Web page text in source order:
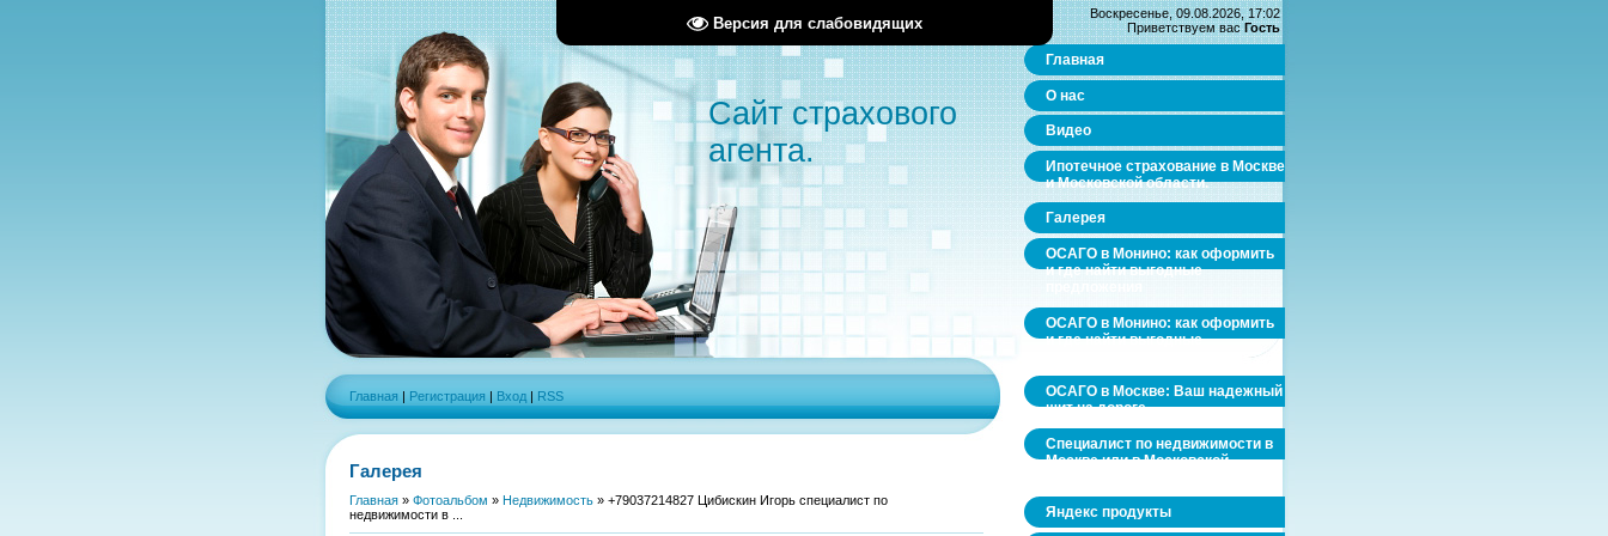
Версия для слабовидящих
Сайт страхового
агента.
Главная | Регистрация | Вход | RSS
Галерея
Главная » Фотоальбом » Недвижимость » +79037214827 Цибискин Игорь специалист по
недвижимости в ...
Воскресенье, 09.08.2026, 17:02
Приветствуем вас Гость
Главная
О нас
Видео
Ипотечное страхование в Москве
и Московской области.
Галерея
ОСАГО в Монино: как оформить
и где найти выгодные
ОСАГО в Монино: как оформить
и где найти выгодные
ОСАГО в Москве: Ваш надежный
щит на дороге
Специалист по недвижимости в
Москве или в Московской
Яндекс продукты